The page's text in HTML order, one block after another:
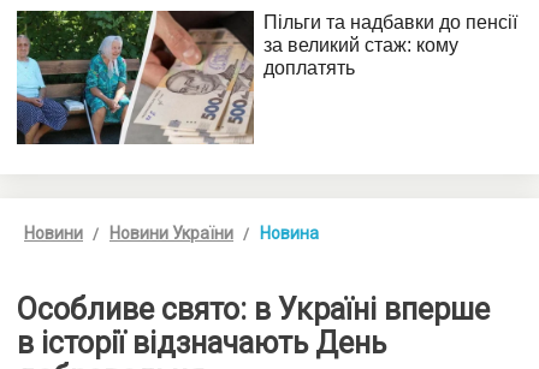
Новини Новини України Новина
Особливе свято: в Україні вперше
в історії відзначають День